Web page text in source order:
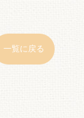
一覧に戻る